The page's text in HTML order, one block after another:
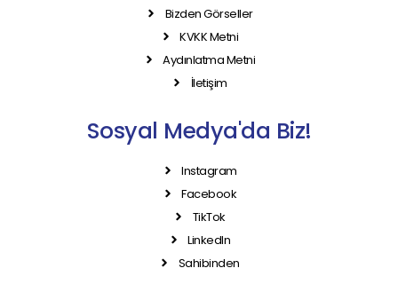
Bizden Görseller
KVKK Metni
Aydınlatma Metni
İletişim
Sosyal Medya'da Biz!
Instagram
Facebook
TikTok
LinkedIn
Sahibinden